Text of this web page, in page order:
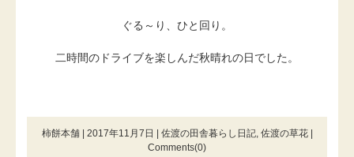
ぐる～り、ひと回り。
二時間のドライブを楽しんだ秋晴れの日でした。
柿餅本舗 | 2017年11月7日 | 佐渡の田舎暮らし日記, 佐渡の草花|
Comments(0)